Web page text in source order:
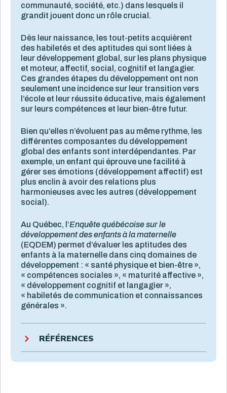
communauté, société, etc.) dans lesquels il
grandit jouent donc un rôle crucial.
Dès leur naissance, les tout-petits acquièrent
des habiletés et des aptitudes qui sont liées à
leur développement global, sur les plans physique
et moteur, affectif, social, cognitif et langagier.
Ces grandes étapes du développement ont non
seulement une incidence sur leur transition vers
l’école et leur réussite éducative, mais également
sur leurs compétences et leur bien-être futur.
Bien qu’elles n’évoluent pas au même rythme, les
différentes composantes du développement
global des enfants sont interdépendantes. Par
exemple, un enfant qui éprouve une facilité à
gérer ses émotions (développement affectif) est
plus enclin à avoir des relations plus
harmonieuses avec les autres (développement
social).
Au Québec, l’Enquête québécoise sur le
développement des enfants à la maternelle
(EQDEM) permet d’évaluer les aptitudes des
enfants à la maternelle dans cinq domaines de
développement : « santé physique et bien-être »,
« compétences sociales », « maturité affective »,
« développement cognitif et langagier »,
« habiletés de communication et connaissances
générales ».
RÉFÉRENCES